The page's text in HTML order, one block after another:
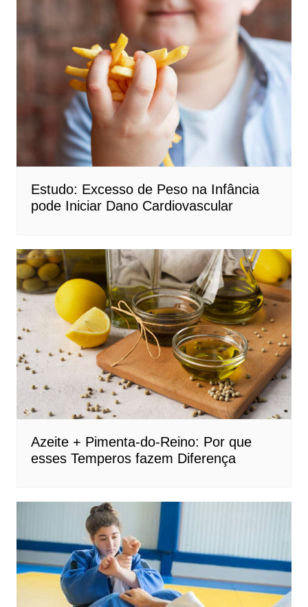
Estudo: Excesso de Peso na Infância
pode Iniciar Dano Cardiovascular
Azeite + Pimenta-do-Reino: Por que
esses Temperos fazem Diferença